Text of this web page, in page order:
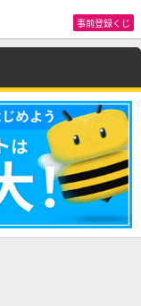
事前登録くじ